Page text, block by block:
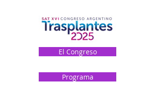
El Congreso
Programa